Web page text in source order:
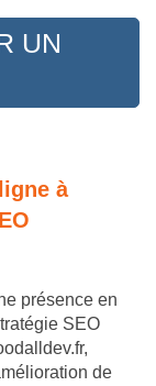
UN
à
présence en
SEO
de